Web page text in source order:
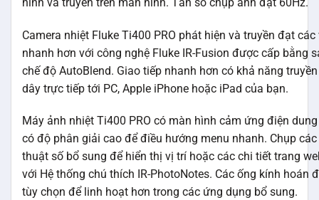
Camera nhiệt Fluke Ti400 PRO phát hiện và truyền đạt các
nhanh hơn với công nghệ Fluke IR-Fusion được cấp bằng
chế độ AutoBlend. Giao tiếp nhanh hơn có khả năng
dây trực tiếp tới PC, Apple iPhone hoặc iPad của bạn.
Máy ảnh nhiệt Ti400 PRO có màn hình cảm ứng điện
có độ phân giải cao để điều hướng menu nhanh. Chụp
thuật số bổ sung để hiển thị vị trí hoặc các chi tiết trang
với Hệ thống chú thích IR-PhotoNotes. Các ống kính hoán
tùy chọn để linh hoạt hơn trong các ứng dụng bổ sung.